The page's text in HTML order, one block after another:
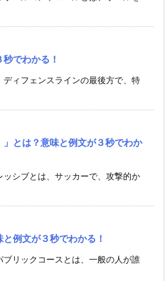
でわかる！
ディフェンスラインの最後方で、特
」とは？意味と例文が３秒でわか
ッシブとは、サッカーで、攻撃的か
例文が３秒でわかる！
ブリックコースとは、一般の人が誰